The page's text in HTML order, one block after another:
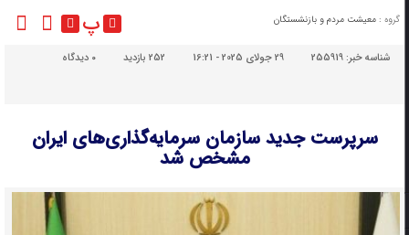
گروه : معیشت مردم و بازنشستگان پ
شناسه خبر:255919 29 جولای 2025 - 16:21 252 بازدید دیدگاه
سرپرست جدید سازمان سرمایه‌گذاری‌های ایران
مشخص شد